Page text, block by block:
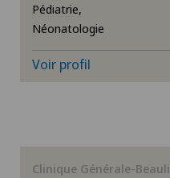
Da Vinci
Pédiatrie,
Néonatologie
Voir profil
Clinique Générale-